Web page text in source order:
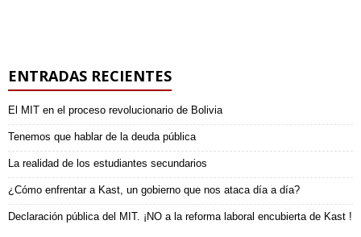
ENTRADAS RECIENTES
El MIT en el proceso revolucionario de Bolivia
Tenemos que hablar de la deuda pública
La realidad de los estudiantes secundarios
¿Cómo enfrentar a Kast, un gobierno que nos ataca día a día?
Declaración pública del MIT. ¡NO a la reforma laboral encubierta de Kast !